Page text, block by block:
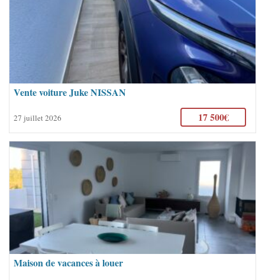
Vente voiture Juke NISSAN
27 juillet 2026 17 500€
Maison de vacances à louer